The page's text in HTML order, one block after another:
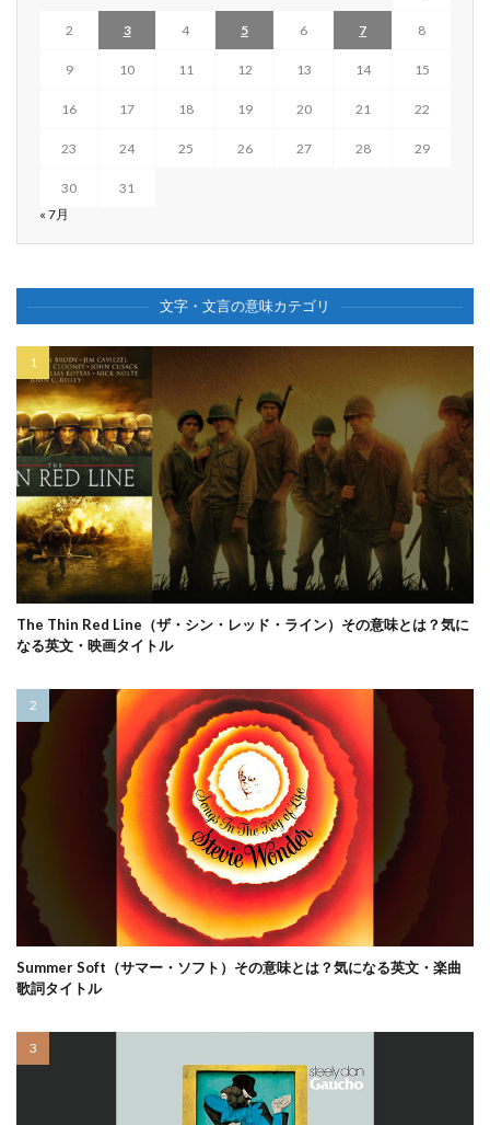
2 3 4 5 6 7 8
9 10 11 12 13 14 15
16 17 18 19 20 21 22
23 24 25 26 27 28 29
30
31
« 7月
文字・文言の意味カテゴリ
The Thin Red Line（ザ・シン・レッド・ライン）その意味とは？気に
なる英文・映画タイトル
Summer Soft（サマー・ソフト）その意味とは？気になる英文・楽曲
歌詞タイトル